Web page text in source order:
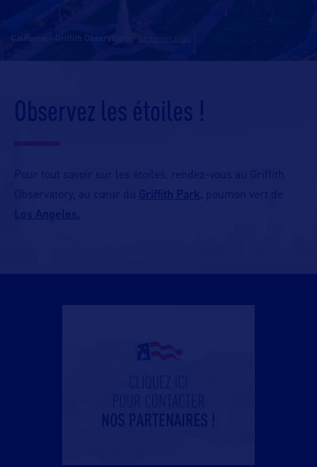
Californie - Griffith Observatory
Observez les étoiles !
Pour tout savoir sur les étoiles, rendez-vous au Griffith
Observatory, au cœur du Griffith Park, poumon vert de
Los Angeles.